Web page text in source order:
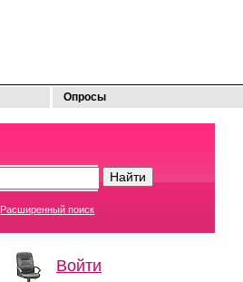
Опросы
Расширенный поиск
Войти